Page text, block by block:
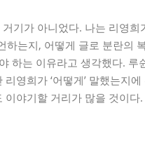
기가 아니었다. 나는 리영희
하는지, 어떻게 글로 분란의
하는 이유라고 생각했다.
영희가 ‘어떻게’ 말했는지
야기할 거리가 많을 것이다.